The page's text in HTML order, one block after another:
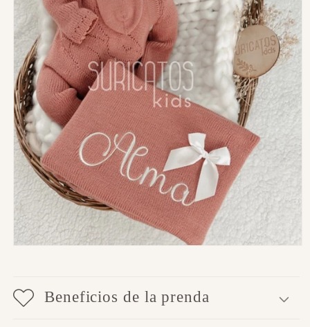
en
una
Beneficios de la prenda